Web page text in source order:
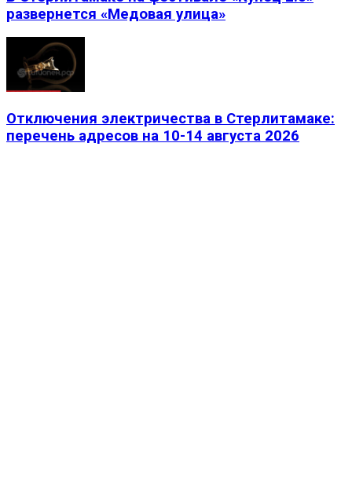
развернется «Медовая улица»
Отключения электричества в Стерлитамаке:
перечень адресов на 10-14 августа 2026